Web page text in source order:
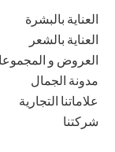
العناية بالبشرة
العناية بالشعر
العروض و
مدونة الجمال
علاماتنا التجارية
شركتنا